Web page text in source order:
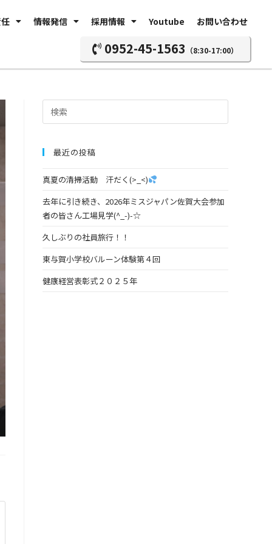
情報発信 採用情報 Youtube お問い合わせ
0952-45-1563 （8:30-17:00）
最近の投稿
真夏の清掃活動 汗だく(>_<)
去年に引き続き、2026年ミスジャパン佐賀大会参加
者の皆さん工場見学(^_-)-☆
久しぶりの社員旅行！！
東与賀小学校バルーン体験第４回
健康経営表彰式２０２５年